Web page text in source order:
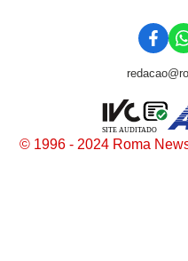
© 1996 - 2024 Roma
SITE AUDITADO